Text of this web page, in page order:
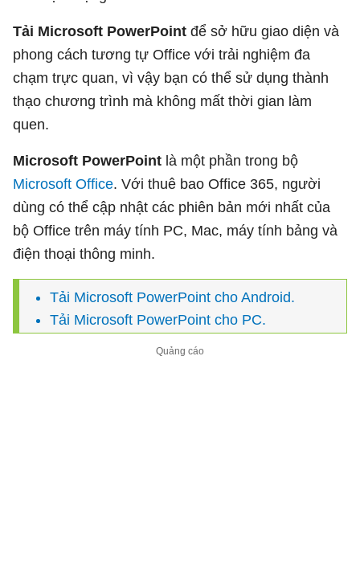
Tải Microsoft PowerPoint để sở hữu giao diện và
phong cách tương tự Office với trải nghiệm đa
chạm trực quan, vì vậy bạn có thể sử dụng thành
thạo chương trình mà không mất thời gian làm
quen.
Microsoft PowerPoint là một phần trong bộ
Microsoft Office. Với thuê bao Office 365, người
dùng có thể cập nhật các phiên bản mới nhất của
bộ Office trên máy tính PC, Mac, máy tính bảng và
điện thoại thông minh.
Tải Microsoft PowerPoint cho Android.
Tải Microsoft PowerPoint cho PC.